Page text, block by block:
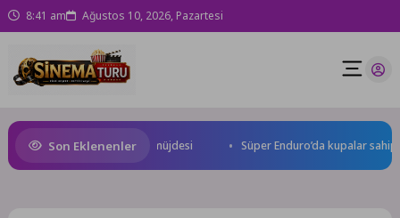
8:41 am Ağustos 10, 2026, Pazartesi
Son Eklenenler
uluslararası yarışma müjdesi Süper Enduro’da kupalar